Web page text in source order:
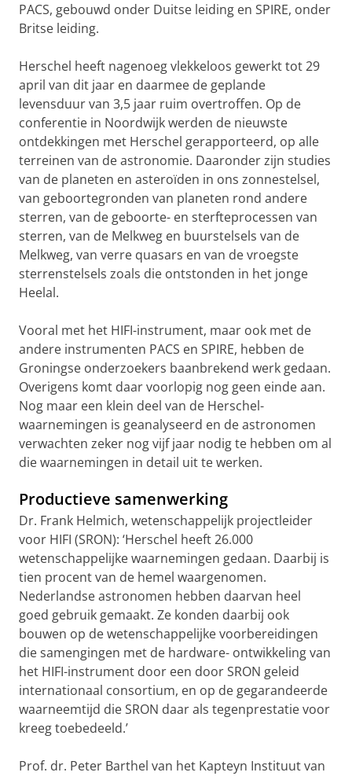
PACS, gebouwd onder Duitse leiding en SPIRE, onder
Britse leiding.
Herschel heeft nagenoeg vlekkeloos gewerkt tot 29
april van dit jaar en daarmee de geplande
levensduur van 3,5 jaar ruim overtroffen. Op de
conferentie in Noordwijk werden de nieuwste
ontdekkingen met Herschel gerapporteerd, op alle
terreinen van de astronomie. Daaronder zijn studies
van de planeten en asteroïden in ons zonnestelsel,
van geboortegronden van planeten rond andere
sterren, van de geboorte- en sterfteprocessen van
sterren, van de Melkweg en buurstelsels van de
Melkweg, van verre quasars en van de vroegste
sterrenstelsels zoals die ontstonden in het jonge
Heelal.
Vooral met het HIFI-instrument, maar ook met de
andere instrumenten PACS en SPIRE, hebben de
Groningse onderzoekers baanbrekend werk gedaan.
Overigens komt daar voorlopig nog geen einde aan.
Nog maar een klein deel van de Herschel-
waarnemingen is geanalyseerd en de astronomen
verwachten zeker nog vijf jaar nodig te hebben om al
die waarnemingen in detail uit te werken.
Productieve samenwerking
Dr. Frank Helmich, wetenschappelijk projectleider
voor HIFI (SRON): ‘Herschel heeft 26.000
wetenschappelijke waarnemingen gedaan. Daarbij is
tien procent van de hemel waargenomen.
Nederlandse astronomen hebben daarvan heel
goed gebruik gemaakt. Ze konden daarbij ook
bouwen op de wetenschappelijke voorbereidingen
die samengingen met de hardware- ontwikkeling van
het HIFI-instrument door een door SRON geleid
internationaal consortium, en op de gegarandeerde
waarneemtijd die SRON daar als tegenprestatie voor
kreeg toebedeeld.’
Prof. dr. Peter Barthel van het Kapteyn Instituut van